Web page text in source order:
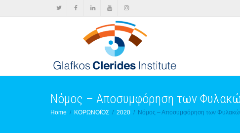
Νόμος – Αποσυμφόρηση των
Home ΚΟΡΩΝΟΪΟΣ 2020 Νόμος – Αποσυμφόρηση των